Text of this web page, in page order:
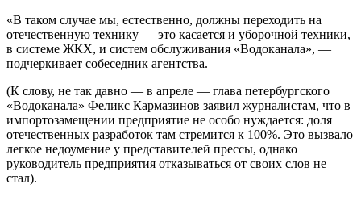
«В таком случае мы, естественно, должны переходить на
отечественную технику — это касается и уборочной техники,
в системе ЖКХ, и систем обслуживания «Водоканала», —
подчеркивает собеседник агентства.
(К слову, не так давно — в апреле — глава петербургского
«Водоканала» Феликс Кармазинов заявил журналистам, что в
импортозамещении предприятие не особо нуждается: доля
отечественных разработок там стремится к 100%. Это вызвало
легкое недоумение у представителей прессы, однако
руководитель предприятия отказываться от своих слов не
стал).